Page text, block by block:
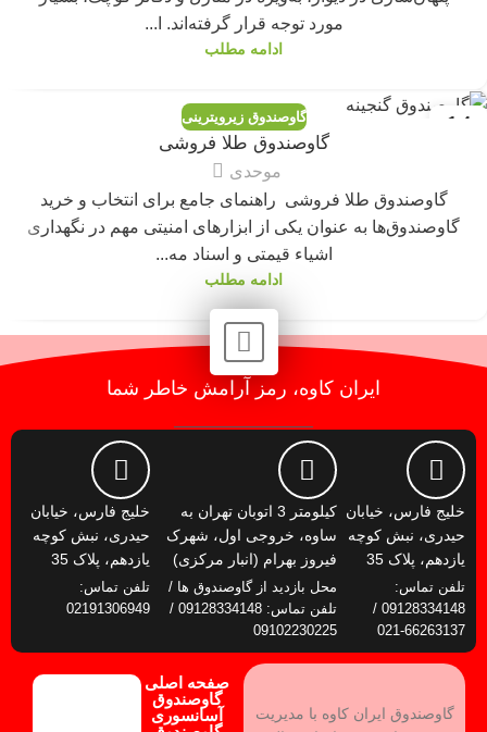
مورد توجه قرار گرفته‌اند. ا...
ادامه مطلب
14 گاوصندوق زیرویترینی
گاوصندوق طلا فروشی
موحدی
گاوصندوق طلا فروشی راهنمای جامع برای انتخاب و خرید
گاوصندوق‌ها به عنوان یکی از ابزارهای امنیتی مهم در نگهداری
اشیاء قیمتی و اسناد مه...
ادامه مطلب
ایران کاوه، رمز آرامش خاطر شما
خلیج فارس، خیابان
حیدری، نبش کوچه
یازدهم، پلاک 35
تلفن تماس:
09128334148 /
66263137-021
کیلومتر 3 اتوبان تهران به
ساوه، خروجی اول، شهرک
فیروز بهرام (انبار مرکزی)
محل بازدید از گاوصندوق ها /
تلفن تماس: 09128334148 /
09102230225
خلیج فارس، خیابان
حیدری، نبش کوچه
یازدهم، پلاک 35
تلفن تماس:
02191306949
گاوصندوق ایران کاوه با مدیریت
صفحه اصلی
گاوصندوق
آسانسوری